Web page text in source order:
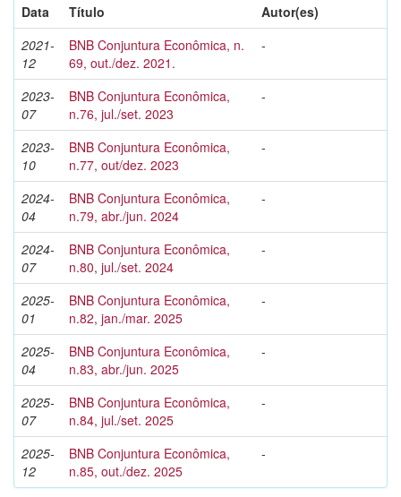
Data
Título
Autor(es)
2021-
12
BNB Conjuntura Econômica, n.
69, out./dez. 2021.
-
2023-
07
BNB Conjuntura Econômica,
n.76, jul./set. 2023
-
2023-
10
BNB Conjuntura Econômica,
n.77, out/dez. 2023
-
2024-
04
BNB Conjuntura Econômica,
n.79, abr./jun. 2024
-
2024-
07
BNB Conjuntura Econômica,
n.80, jul./set. 2024
-
2025-
01
BNB Conjuntura Econômica,
n.82, jan./mar. 2025
-
2025-
04
BNB Conjuntura Econômica,
n.83, abr./jun. 2025
-
2025-
07
BNB Conjuntura Econômica,
n.84, jul./set. 2025
-
2025-
12
BNB Conjuntura Econômica,
n.85, out./dez. 2025
-